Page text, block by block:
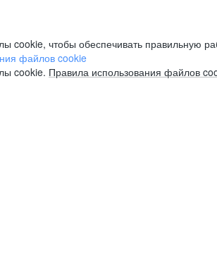
cookie, чтобы обеспечивать правильную
файлов cookie
cookie. Правила использования файлов